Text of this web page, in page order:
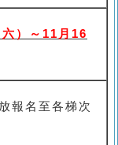
）～11月16
報名至各梯次